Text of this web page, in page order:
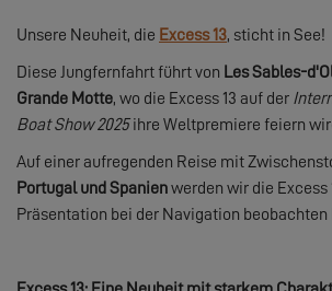
Unsere Neuheit, die Excess 13, sticht in See!
Diese Jungfernfahrt führt von Les Sables-
Grande Motte, wo die Excess 13 auf der
Boat Show 2025ihre Weltpremiere feiern
Auf einer aufregenden Reise mit
Portugal und Spanienwerden wir die Excess
Präsentation bei der Navigation beobachten